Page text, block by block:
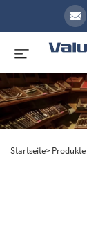
Startseite> Produkte